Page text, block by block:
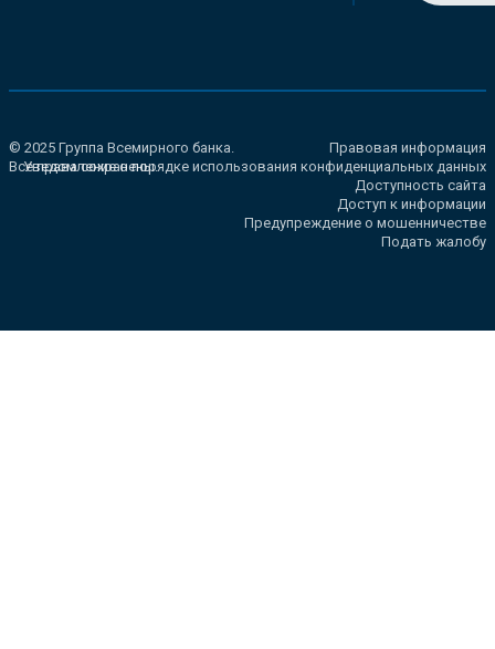
© 2025 Группа Всемирного банка.
Все права сохранены.
Правовая информация
Уведомление о порядке использования конфиденциальных данных
Доступность сайта
Доступ к информации
Предупреждение о мошенничестве
Подать жалобу